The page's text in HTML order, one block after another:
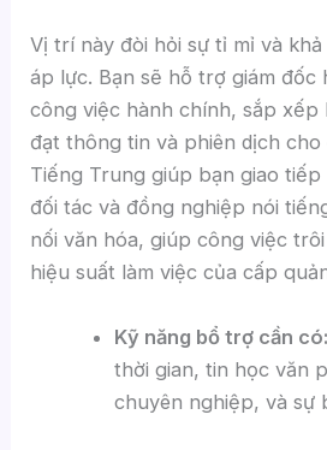
Vị trí này đòi hỏi sự tỉ mỉ và
áp lực. Bạn sẽ hỗ trợ giám đốc
công việc hành chính, sắp
đạt thông tin và phiên dịch
Tiếng Trung giúp bạn giao
đối tác và đồng nghiệp nói
nối văn hóa, giúp công việc
hiệu suất làm việc của cấp
Kỹ năng bổ trợ cần có:
thời gian, tin học văn
chuyên nghiệp, và sự